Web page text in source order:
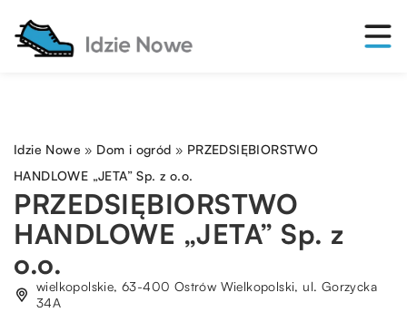
Idzie Nowe » Dom i ogród » PRZEDSIĘBIORSTWO
HANDLOWE „JETA” Sp. z o.o.
PRZEDSIĘBIORSTWO
HANDLOWE „JETA” Sp. z
o.o.
wielkopolskie, 63-400 Ostrów Wielkopolski, ul. Gorzycka
34A